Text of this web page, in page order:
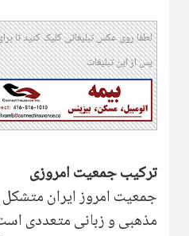
لطفا روی عکس تبلیغاتی کلیک کنید تا
پس از این تبلیغات
ترکیب جمعیت امروزی
جمعیت امروز ایران متشکل
مذهبی و زبانی متعددی